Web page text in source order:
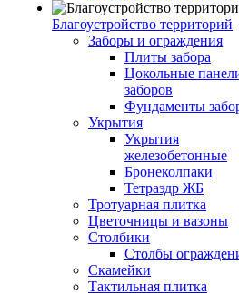
Благоустройство территорий
Заборы и ограждения
Плиты забора
Цокольные
заборов
Фундаменты
Укрытия
Укрытия
железобетонные
Бронеколпаки
Тетраэдр ЖБ
Тротуарная плитка
Цветочницы и вазоны
Столбики
Столбы
Скамейки
Тактильная плитка